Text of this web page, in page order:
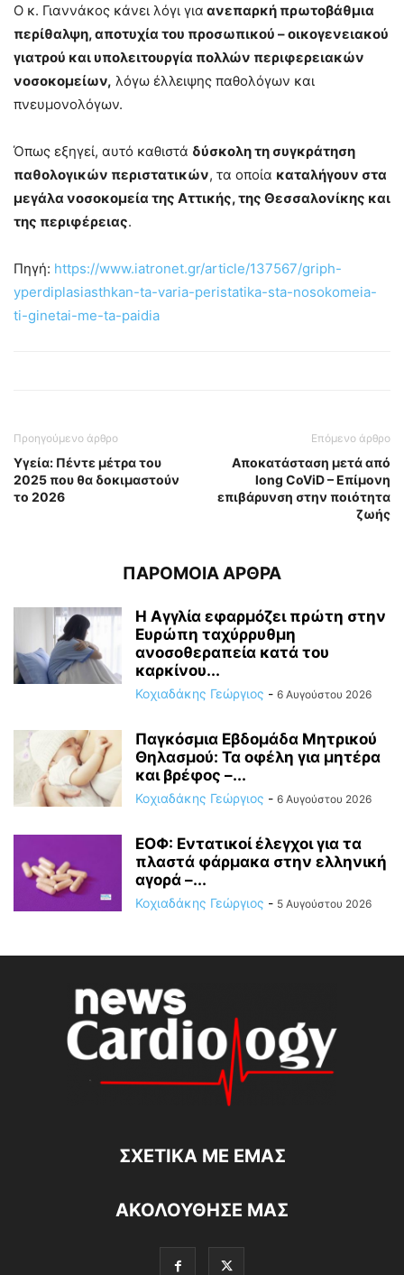
Ο κ. Γιαννάκος κάνει λόγι για ανεπαρκή πρωτοβάθμια
περίθαλψη, αποτυχία του προσωπικού – οικογενειακού
γιατρού και υπολειτουργία πολλών περιφερειακών
νοσοκομείων, λόγω έλλειψης παθολόγων και
πνευμονολόγων.
Όπως εξηγεί, αυτό καθιστά δύσκολη τη συγκράτηση
παθολογικών περιστατικών, τα οποία καταλήγουν στα
μεγάλα νοσοκομεία της Αττικής, της Θεσσαλονίκης και
της περιφέρειας.
Πηγή: https://www.iatronet.gr/article/137567/griph-
yperdiplasiasthkan-ta-varia-peristatika-sta-nosokomeia-
ti-ginetai-me-ta-paidia
Προηγούμενο άρθρο
Υγεία: Πέντε μέτρα του
2025 που θα δοκιμαστούν
το 2026
Επόμενο άρθρο
Αποκατάσταση μετά από
long CoViD – Επίμονη
επιβάρυνση στην ποιότητα
ζωής
ΠΑΡΟΜΟΙΑ ΑΡΘΡΑ
Η Αγγλία εφαρμόζει πρώτη στην
Ευρώπη ταχύρρυθμη
ανοσοθεραπεία κατά του
καρκίνου...
Κοχιαδάκης Γεώργιος - 6 Αυγούστου 2026
Παγκόσμια Εβδομάδα Μητρικού
Θηλασμού: Τα οφέλη για μητέρα
και βρέφος –...
Κοχιαδάκης Γεώργιος - 6 Αυγούστου 2026
ΕΟΦ: Εντατικοί έλεγχοι για τα
πλαστά φάρμακα στην ελληνική
αγορά –...
Κοχιαδάκης Γεώργιος - 5 Αυγούστου 2026
ΣΧΕΤΙΚΆ ΜΕ ΕΜΆΣ
ΑΚΟΛΟΥΘΗΣΕ ΜΑΣ